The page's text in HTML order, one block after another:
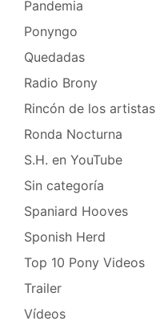
Pandemia
Ponyngo
Quedadas
Radio Brony
Rincón de los artistas
Ronda Nocturna
S.H. en YouTube
Sin categoría
Spaniard Hooves
Sponish Herd
Top 10 Pony Videos
Trailer
Vídeos